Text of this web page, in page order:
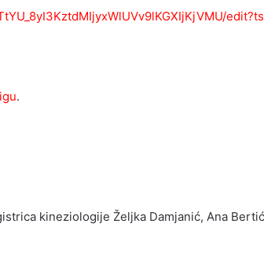
.
kineziologije Željka Damjanić, Ana